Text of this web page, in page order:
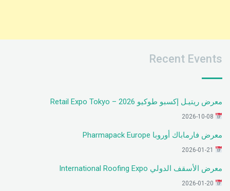
Recent Events
معرض ريتيـل إكسبو طوكيو 2026 – Retail Expo Tokyo
معرض فارماباك أوروبا Pharmapack Europe
معرض الأسقف الدولي International Roofing Expo